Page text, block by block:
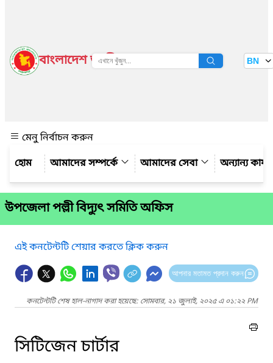
বাংলাদেশ জাতীয় তথ্য বাতায়ন BN
মেনু নির্বাচন করুন
আমাদের সম্পর্কে
আমাদের সেবা অন্যান্য
উপজেলা পল্লী বিদ্যুৎ সমিতি অফিস
এই কনটেন্টটি শেয়ার করতে ক্লিক করুন
আপনার মতামত প্রদান করুন
কনটেন্টটি শেষ হাল-নাগাদ করা হয়েছে: সোমবার, ২১ জুলাই, ২০২৫ এ ০১:২২ PM
সিটিজেন চার্টার